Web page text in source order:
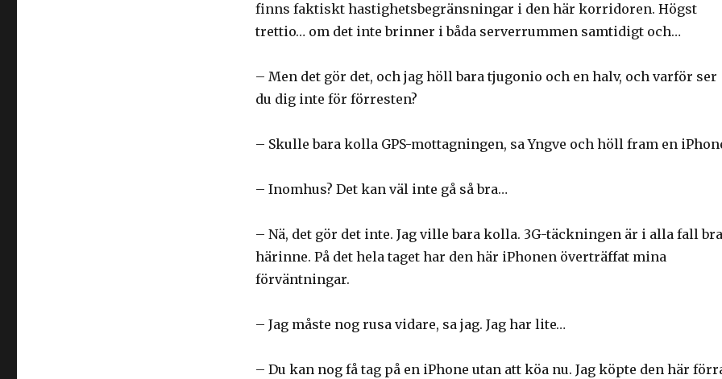
finns faktiskt hastighetsbegränsningar i den här korridoren. Högst
trettio… om det inte brinner i båda serverrummen samtidigt och…
– Men det gör det, och jag höll bara tjugonio och en halv, och varför ser
du dig inte för förresten?
– Skulle bara kolla GPS-mottagningen, sa Yngve och höll fram en
– Inomhus? Det kan väl inte gå så bra…
– Nä, det gör det inte. Jag ville bara kolla. 3G-täckningen är i alla fall bra
härinne. På det hela taget har den här iPhonen överträffat mina
förväntningar.
– Jag måste nog rusa vidare, sa jag. Jag har lite…
– Du kan nog få tag på en iPhone utan att köa nu. Jag köpte den här